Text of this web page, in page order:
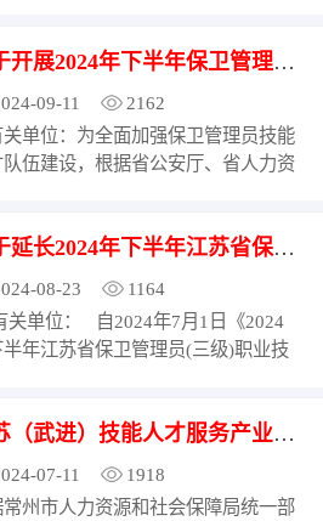
施方案〉的通知》（苏公通
才服务产业园（以下简称“产业园”）
年12月22日组...
关于开展2024年下半年保卫管理员（三级）培训工作的通知
09-11
2162
关单位：为全面加强保卫管理员技能
队伍建设，根据省公安厅、省人力资
苏公通〔2023〕93号）精神，常
武进区职业技能和培训中心将举办
年下半年保卫管理员（三级）培训
现将培训有关...
关于延长2024年下半年江苏省保卫管理员（三级）职业技能等级认定报名时间的通知
08-23
1164
关单位： 自2024年7月1日《2024
半年江苏省保卫管理员(三级)职业技
响应、踊跃报名。 近期，鉴于部分
单位及保卫管理工作从业人员向我园
，部分报名点未...
江苏（武进）技能人才服务产业园 2024年9月份职业技能等级认定计划公告
07-11
1918
常州市人力资源和社会保障局统一部